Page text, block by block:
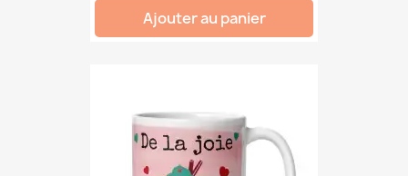
Ajouter au panier